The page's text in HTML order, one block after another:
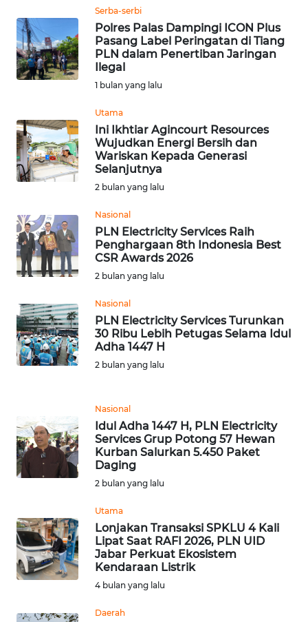
Serba-serbi
Polres Palas Dampingi ICON Plus
Pasang Label Peringatan di Tiang
PLN dalam Penertiban Jaringan
Ilegal
1 bulan yang lalu
Utama
Ini Ikhtiar Agincourt Resources
Wujudkan Energi Bersih dan
Wariskan Kepada Generasi
Selanjutnya
2 bulan yang lalu
Nasional
PLN Electricity Services Raih
Penghargaan 8th Indonesia Best
CSR Awards 2026
2 bulan yang lalu
Nasional
PLN Electricity Services Turunkan
30 Ribu Lebih Petugas Selama Idul
Adha 1447 H
2 bulan yang lalu
Nasional
Idul Adha 1447 H, PLN Electricity
Services Grup Potong 57 Hewan
Kurban Salurkan 5.450 Paket
Daging
2 bulan yang lalu
Utama
Lonjakan Transaksi SPKLU 4 Kali
Lipat Saat RAFI 2026, PLN UID
Jabar Perkuat Ekosistem
Kendaraan Listrik
4 bulan yang lalu
Daerah
DISCLAIMER
Wahana
News
WN
SUMUT
WN
WN
JABAR
WN
WN
NTT
WN
PAPUA
WN
RIAU
SERAMBI